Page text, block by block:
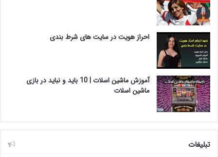
احراز هویت در سایت های شرط بندی
آموزش ماشین اسلات | 10 باید و نباید در بازی
ماشین اسلات
تبلیغات